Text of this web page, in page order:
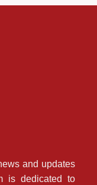
and updates
is dedicated to